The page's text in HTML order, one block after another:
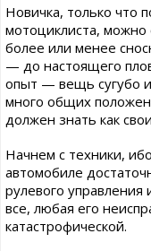
Новичка, только что
мотоциклиста, можно
более или менее
— до настоящего
опыт — вещь сугубо
много общих
должен знать как
Начнем с техники,
автомобиле
рулевого
все, любая его
катастрофической.